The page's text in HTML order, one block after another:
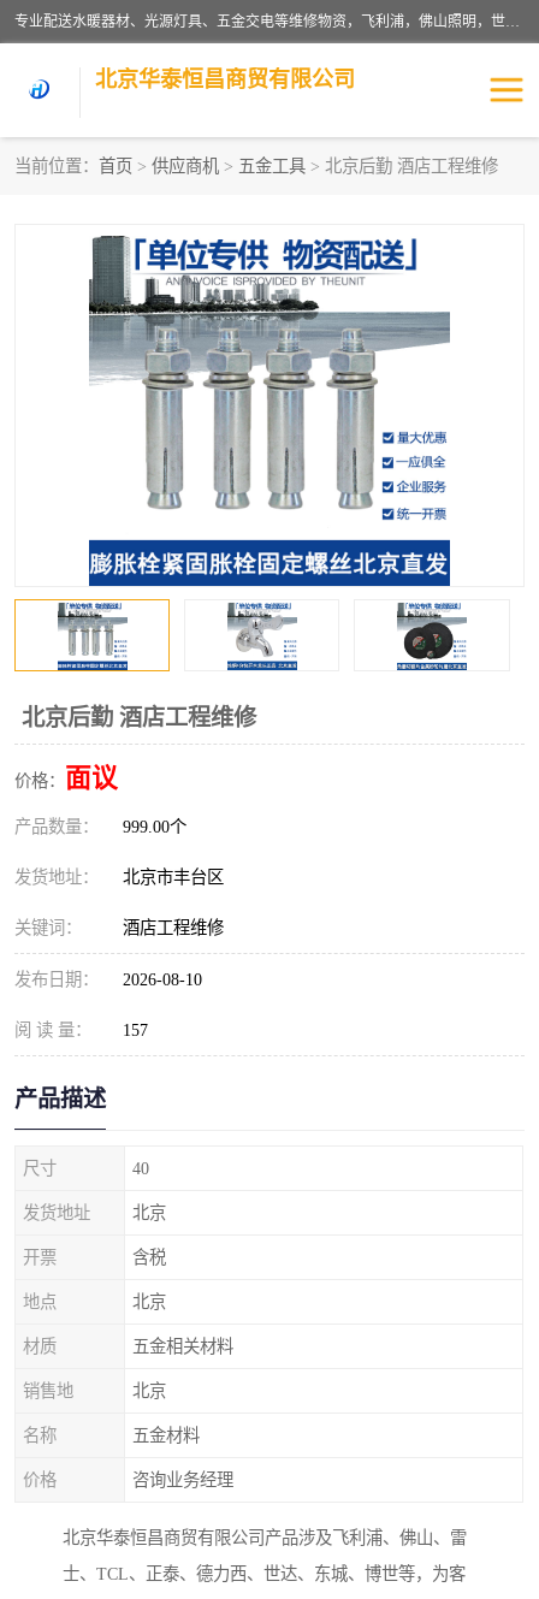
专业配送水暖器材、光源灯具、五金交电等维修物资，飞利浦，佛山照明，世达，博世，九牧，特陶等各产品涉及国内外知名品牌。公司专注与物业、学校、酒店、工厂等单位合作，提供一站式配送服务，降低客户综合成本。依托电子商务改变传统模式，以专业的团队为客户提供24H物资配送到达，货到月结、统一开票，便捷退换等服务，提高了企业的运营效率。
北京华泰恒昌商贸有限公司
当前位置： 首页 > 供应商机 > 五金工具 > 北京后勤 酒店工程维修
北京后勤 酒店工程维修
价格： 面议
产品数量： 999.00个
发货地址： 北京市丰台区
关键词： 酒店工程维修
发布日期： 2026-08-10
阅 读 量： 157
产品描述
尺寸 40
发货地址 北京
开票 含税
地点 北京
材质 五金相关材料
销售地 北京
名称 五金材料
价格 咨询业务经理
北京华泰恒昌商贸有限公司产品涉及飞利浦、佛山、雷
士、TCL、正泰、德力西、世达、东城、博世等，为客
五金工具 涂料辅材